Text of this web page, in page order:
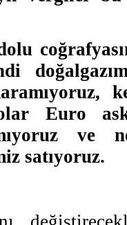
Euro
ve
satıyoruz.